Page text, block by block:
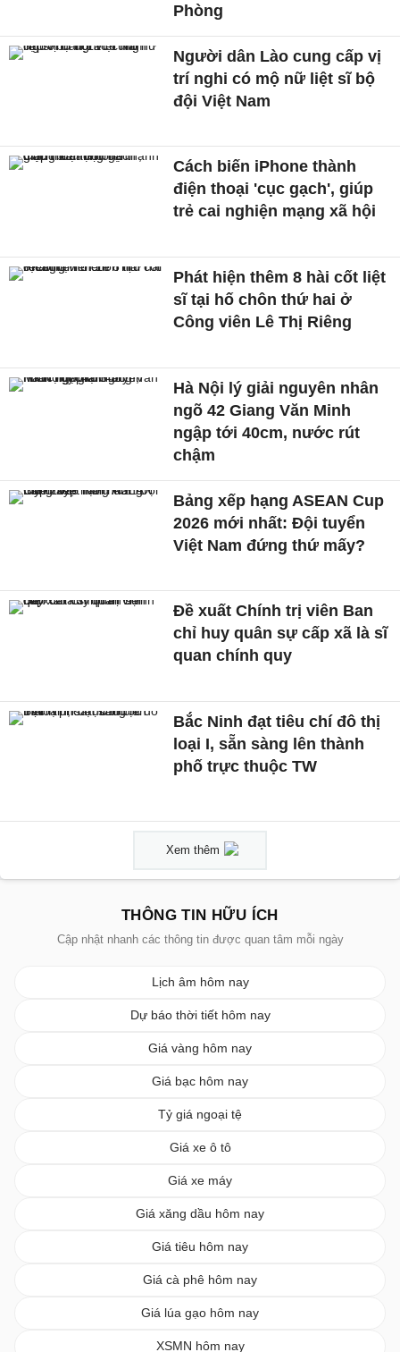
Phòng
Người dân Lào cung cấp vị
trí nghi có mộ nữ liệt sĩ bộ
đội Việt Nam
Cách biến iPhone thành
điện thoại 'cục gạch', giúp
trẻ cai nghiện mạng xã hội
Phát hiện thêm 8 hài cốt liệt
sĩ tại hố chôn thứ hai ở
Công viên Lê Thị Riêng
Hà Nội lý giải nguyên nhân
ngõ 42 Giang Văn Minh
ngập tới 40cm, nước rút
chậm
Bảng xếp hạng ASEAN Cup
2026 mới nhất: Đội tuyển
Việt Nam đứng thứ mấy?
Đề xuất Chính trị viên Ban
chỉ huy quân sự cấp xã là sĩ
quan chính quy
Bắc Ninh đạt tiêu chí đô thị
loại I, sẵn sàng lên thành
phố trực thuộc TW
Xem thêm
THÔNG TIN HỮU ÍCH
Cập nhật nhanh các thông tin được quan tâm mỗi ngày
Lịch âm hôm nay
Dự báo thời tiết hôm nay
Giá vàng hôm nay
Giá bạc hôm nay
Tỷ giá ngoại tệ
Giá xe ô tô
Giá xe máy
Giá xăng dầu hôm nay
Giá tiêu hôm nay
Giá cà phê hôm nay
Giá lúa gạo hôm nay
XSMN hôm nay